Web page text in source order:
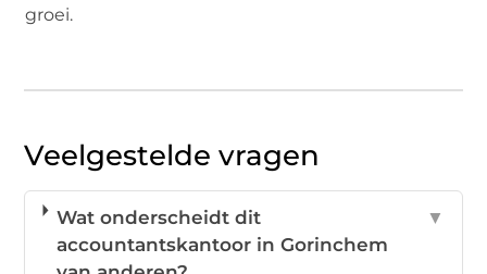
groei.
Veelgestelde vragen
Wat onderscheidt dit
accountantskantoor in Gorinchem
▼